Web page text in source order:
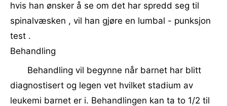
hvis han ønsker å se om det har spredd seg til
spinalvæsken , vil han gjøre en lumbal - punksjon
test .
Behandling
Behandling vil begynne når barnet har blitt
diagnostisert og legen vet hvilket stadium av
leukemi barnet er i. Behandlingen kan ta to 1/2 til